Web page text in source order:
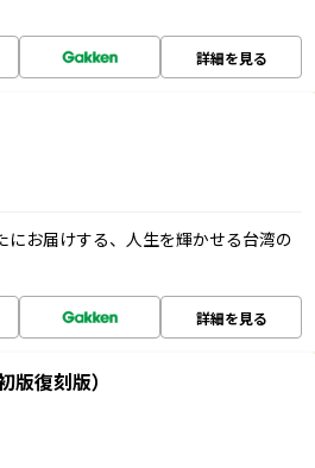
詳細を見る
お届けする、人生を輝かせる台湾の
詳細を見る
復刻版）